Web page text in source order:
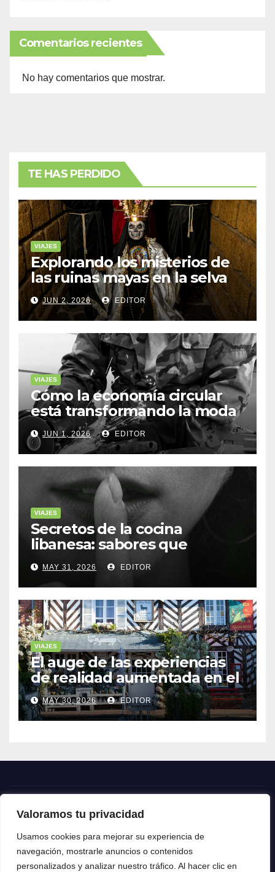
Valoramos tu privacidad
Usamos cookies para mejorar su experiencia de
navegación, mostrarle anuncios o contenidos
personalizados y analizar nuestro tráfico. Al hacer clic en
Comentarios recientes
No hay comentarios que mostrar.
TE HAS PERDIDO
VIAJES
Explorando los misterios de
las ruinas mayas en la selva
de Yucatán
JUN 2, 2026 EDITOR
VIAJES
Cómo la economía circular
está transformando la moda
sostenible
JUN 1, 2026 EDITOR
VIAJES
Secretos de la cocina
libanesa: sabores que
cuentan historias
MAY 31, 2026 EDITOR
VIAJES
El auge de las experiencias
de realidad aumentada en el
turismo
MAY 30, 2026 EDITOR
Crónica24
Crónica 24